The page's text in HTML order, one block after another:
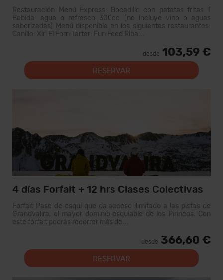
Restauración Menú Express: Bocadillo con patatas fritas 1
Bebida: agua o refresco 300cc (no incluye vino o aguas
saborizadas) Menú disponible en los siguientes restaurantes:
Canillo: Xiri El Forn Tarter: Fun Food Riba...
desde 103,59 €
RESERVAR
4 días Forfait + 12 hrs Clases Colectivas
Forfait Pase de esquí que da acceso ilimitado a las pistas de
Grandvalira, el mayor dominio esquiable de los Pirineos. Con
este forfait podrás recorrer más de...
desde 366,60 €
RESERVAR